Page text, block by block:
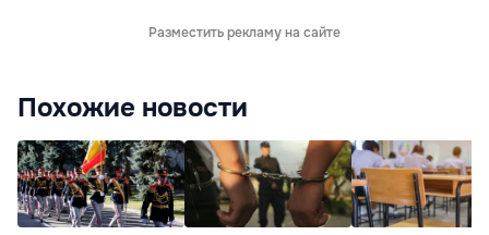
Разместить рекламу на сайте
Похожие новости